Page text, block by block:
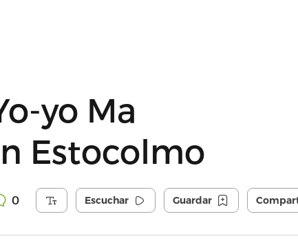
yo Ma
Estocolmo
0 Escuchar Guardar